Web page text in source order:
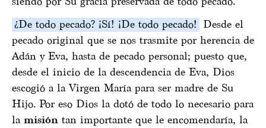
¿De todo pecado? ¡Sí! ¡De todo pecado! Desde el
pecado original que se nos trasmite por herencia de
Adán y Eva, hasta de pecado personal; puesto que,
desde el inicio de la descendencia de Eva, Dios
escogió a la Virgen María para ser madre de Su
Hijo. Por eso Dios la dotó de todo lo necesario para
la misión tan importante que le encomendaría, la